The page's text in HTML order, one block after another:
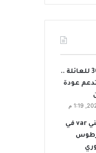
100 دولار للفرد و300 للعائلة ..
عودة
بمبادرة فردية .. ميني var في